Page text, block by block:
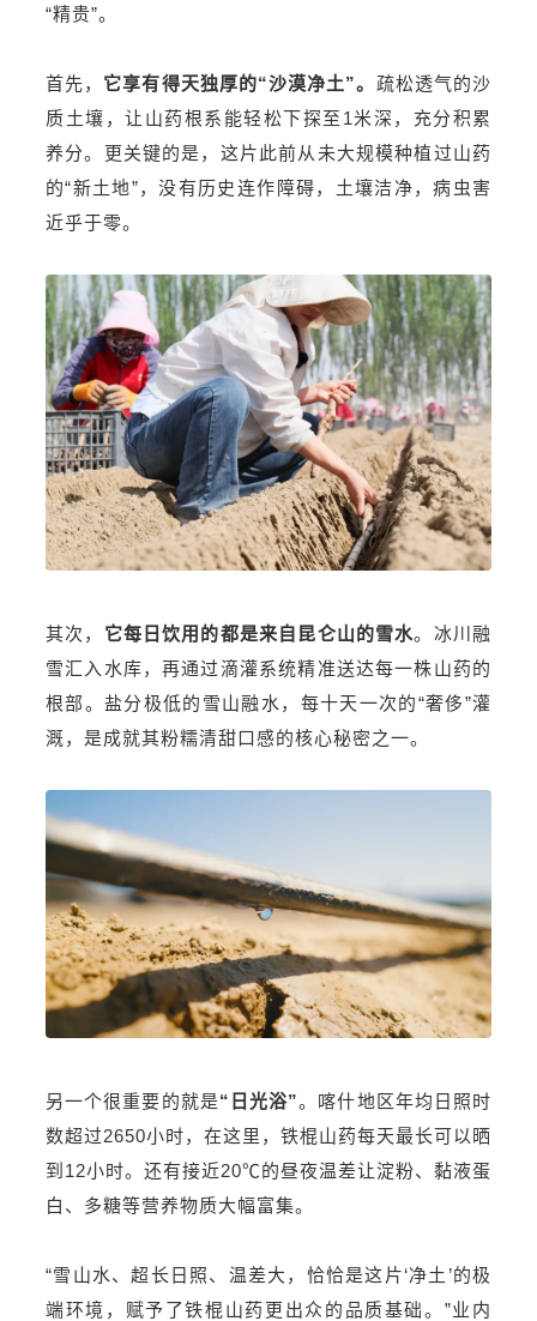
“精贵”。
首先， 它享有得天独厚的“沙漠净土”。 疏松透气的沙
质土壤，让山药根系能轻松下探至1米深，充分积累
养分。更关键的是，这片此前从未大规模种植过山药
的“新土地”，没有历史连作障碍，土壤洁净，病虫害
近乎于零。
其次， 它每日饮用的都是来自昆仑山的雪水。冰川融
雪汇入水库，再通过滴灌系统精准送达每一株山药的
根部。盐分极低的雪山融水，每十天一次的“奢侈”灌
溉，是成就其粉糯清甜口感的核心秘密之一。
另一个很重要的就是“日光浴”。喀什地区年均日照时
数超过2650小时，在这里，铁棍山药每天最长可以晒
到12小时。还有接近20℃的昼夜温差让淀粉、黏液蛋
白、多糖等营养物质大幅富集。
“雪山水、超长日照、温差大，恰恰是这片‘净土’的极
端环境，赋予了铁棍山药更出众的品质基础。”业内